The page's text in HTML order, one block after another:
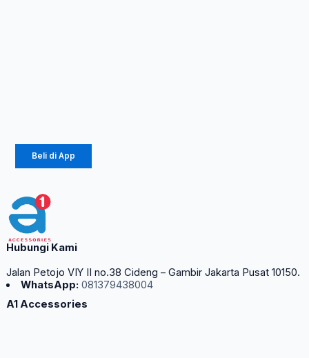
Beli di App
Hubungi Kami
Jalan Petojo VIY II no.38 Cideng – Gambir Jakarta Pusat 10150.
WhatsApp: 081379438004
A1 Accessories